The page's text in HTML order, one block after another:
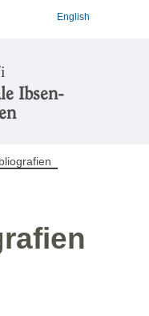
English
Ibsen-